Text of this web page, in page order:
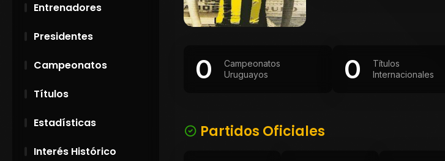
Entrenadores
Presidentes
Campeonatos
Títulos
Estadísticas
Interés Histórico
0
Campeonatos
Uruguayos
0
Títulos
Internacionales
Partidos Oficiales